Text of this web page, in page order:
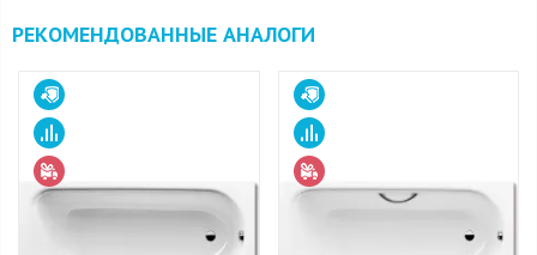
РЕКОМЕНДОВАННЫЕ АНАЛОГИ